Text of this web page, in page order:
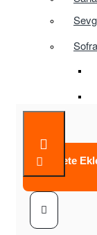
TV
Sepete